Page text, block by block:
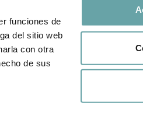
funciones de
del sitio web
con otra
de sus
y de
SÍGUENOS EN
nosotros a través de